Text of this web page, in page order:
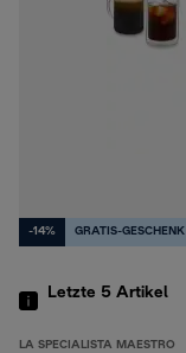
-14% GRATIS-GESCHENK
Letzte 5 Artikel
LA SPECIALISTA MAESTRO